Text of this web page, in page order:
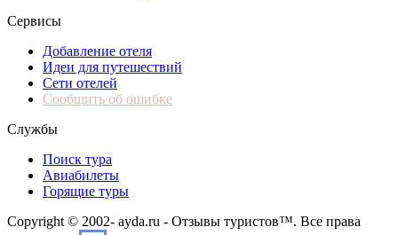
Сервисы
Добавление отеля
Идеи для путешествий
Сети отелей
Сообщить об ошибке
Службы
Поиск тура
Авиабилеты
Горящие туры
Copyright © 2002- ayda.ru - Отзывы туристов™. Все права